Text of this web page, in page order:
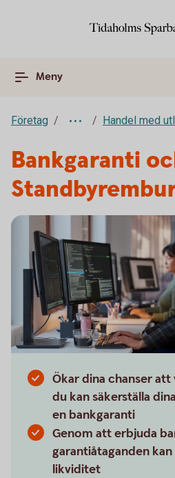
Meny
Företag Handel med
Bankgaranti
Ökar dina chanser
du kan säkerställa
en bankgaranti
Genom att erbjuda
garantiåtaganden
likviditet